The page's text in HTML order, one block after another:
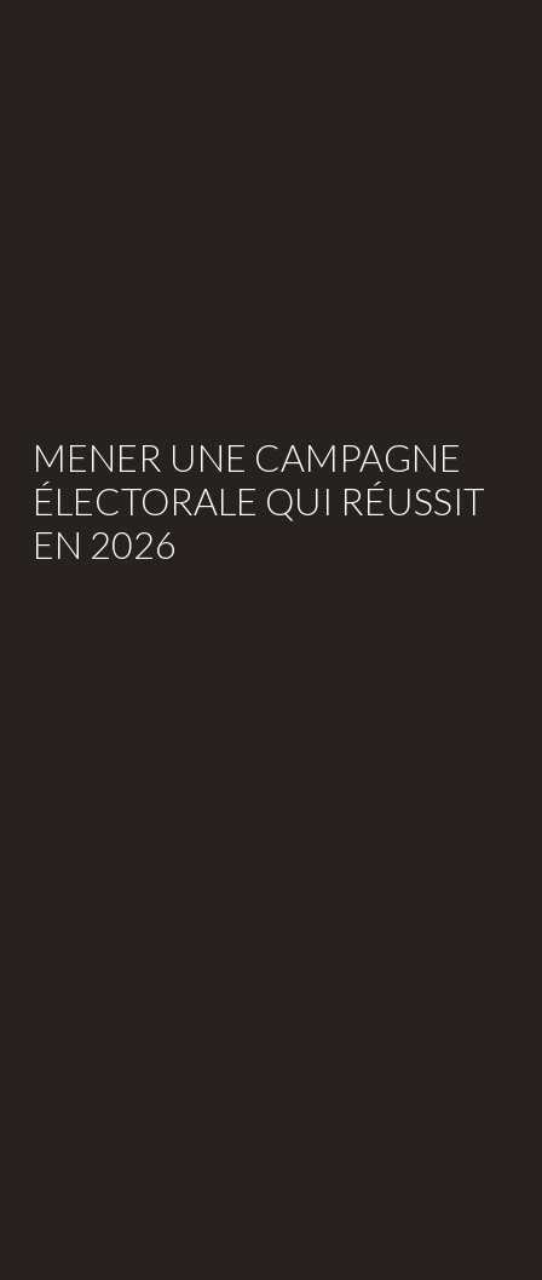
MENER UNE CAMPAGNE
ÉLECTORALE QUI RÉUSSIT
EN 2026